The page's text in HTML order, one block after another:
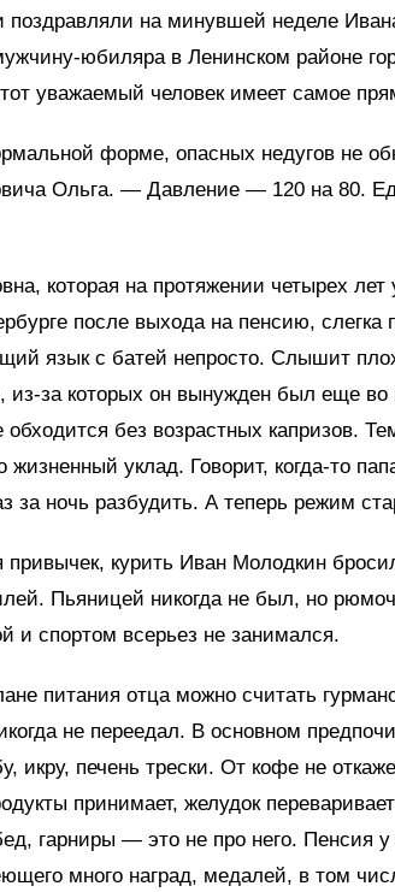
поздравляли на минувшей неделе
юбиляра в Ленинском районе
уважаемый человек имеет самое
форме, опасных недугов не
Ольга. — Давление — 120 на 80.
которая на протяжении четырех
после выхода на пенсию, слегка
язык с батей непросто. Слышит
из-за которых он вынужден был еще
без возрастных капризов.
жизненный уклад. Говорит, когда-то
за ночь разбудить. А теперь режим
привычек, курить Иван Молодкин
Пьяницей никогда не был, но
и спортом всерьез не занимался.
питания отца можно считать
не переедал. В основном
икру, печень трески. От кофе не
принимает, желудок
гарниры — это не про него. Пенсия у
много наград, медалей, в том